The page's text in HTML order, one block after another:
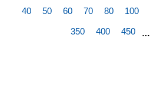
40 50 60 70 80 100
350 400 450 …